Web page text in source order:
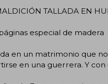
TALLADA EN
especial de madera
en un matrimonio que
en una guerrera. Y